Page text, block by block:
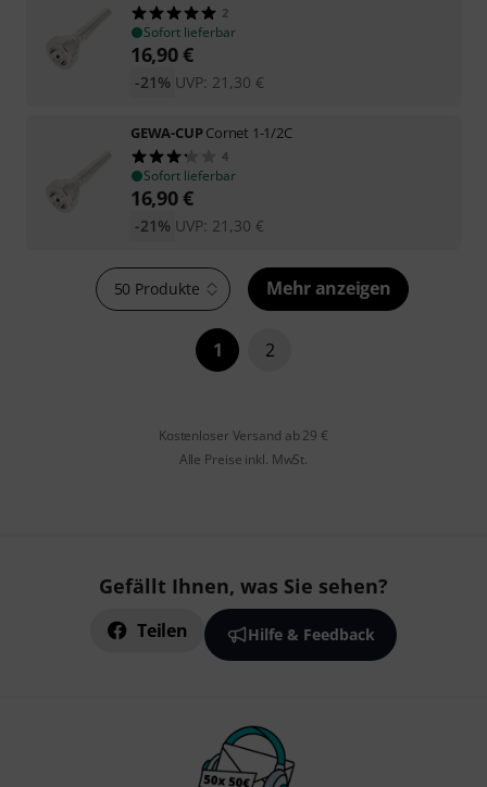
2
Sofort lieferbar
16,90€
UVP: 21,30 €
-21%
GEWA-CUPCornet 1-1/2C
4
Sofort lieferbar
16,90€
UVP: 21,30 €
-21%
50 Produkte Mehr anzeigen
1 2
Kostenloser Versand ab 29 €
Alle Preise inkl. MwSt.
Gefällt Ihnen, was Sie sehen?
Teilen Hilfe & Feedback